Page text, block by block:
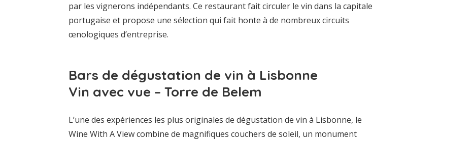
par les vignerons indépendants. Ce restaurant fait circuler le vin dans la capitale
portugaise et propose une sélection qui fait honte à de nombreux circuits
œnologiques d’entreprise.
Bars de dégustation de vin à Lisbonne
Vin avec vue – Torre de Belem
L’une des expériences les plus originales de dégustation de vin à Lisbonne, le
Wine With A View combine de magnifiques couchers de soleil, un monument